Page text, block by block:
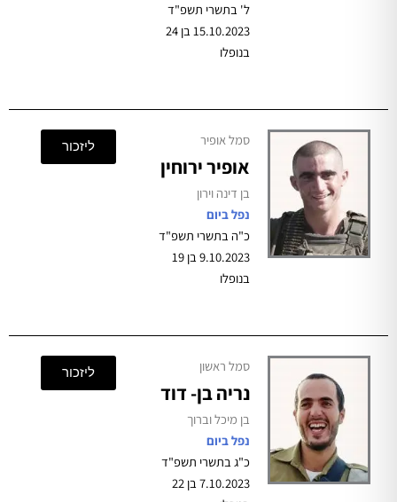
ל' בתשרי תשפ"ד
15.10.2023 בן 24
סמל אופיר
אופיר ירוחין
בן דינה וירון
נפל ביום
כ"ה בתשרי תשפ"ד
9.10.2023 בן 19
נריה בן- דוד
בן מיכל וברוך
נפל ביום
כ"ג בתשרי תשפ"ד
7.10.2023 בן 22